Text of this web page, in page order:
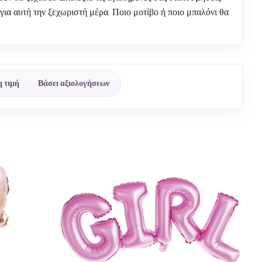
αυτή την ξεχωριστή μέρα. Ποιο μοτίβο ή ποιο μπαλόνι θα
τιμή Βάσει αξιολογήσεων